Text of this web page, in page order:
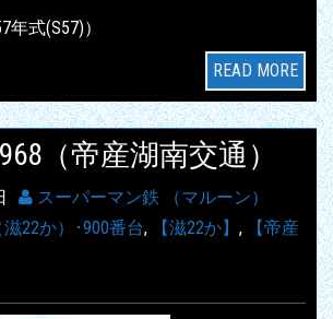
式(S57)）
READ MORE
（帝産湖南交通）
スーパーマン鉄 （マルーン）
滋22か）･900番台, 【滋22か】 ,
【帝産